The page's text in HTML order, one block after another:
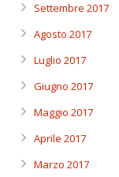
Settembre 2017
Agosto 2017
Luglio 2017
Giugno 2017
Maggio 2017
Aprile 2017
Marzo 2017